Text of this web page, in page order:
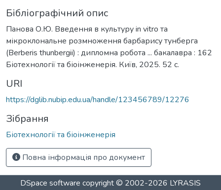
Бібліографічний опис
Панова О.Ю. Введення в культуру in vitro та
мікроклональне розмноження барбарису тунберга
(Berberis thunbergii) : дипломна робота ... бакалавра : 162
Біотехнології та біоінженерія. Київ, 2025. 52 с.
URI
https://dglib.nubip.edu.ua/handle/123456789/12276
Зібрання
Біотехнології та біоінженерія
Повна інформація про документ
DSpace software copyright © 2002-2026 LYRASIS